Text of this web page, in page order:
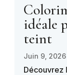
idéale
teint
Juin 9, 2026
Découvrez